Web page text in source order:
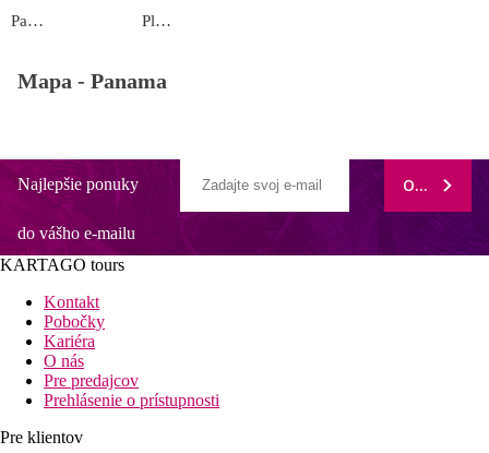
Panama Ciudad Playa Coronado
Mapa - Panama
Najlepšie ponuky
do vášho e-mailu
ODOBERAŤ
KARTAGO tours
Kontakt
Pobočky
Kariéra
O nás
Pre predajcov
Prehlásenie o prístupnosti
Pre klientov